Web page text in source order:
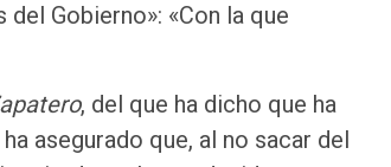
del Gobierno»: «Con la que
, del que ha dicho que ha
ha asegurado que, al no sacar del